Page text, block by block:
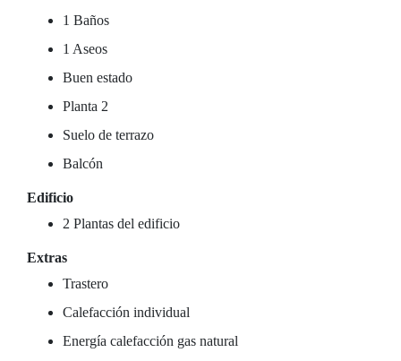
1 Baños
1 Aseos
Buen estado
Planta 2
Suelo de terrazo
Balcón
Edificio
2 Plantas del edificio
Extras
Trastero
Calefacción individual
Energía calefacción gas natural